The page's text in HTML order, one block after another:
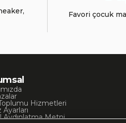
Favori çocuk
Hizmetleri
Ayarları
Aydınlatma Metni